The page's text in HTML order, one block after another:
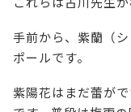
手前から、紫蘭（
ポールです。
紫陽花はまだ蕾が